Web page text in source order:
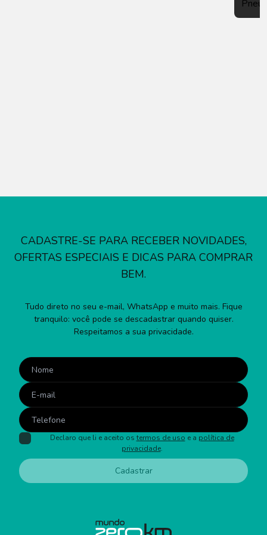
Pneu
CADASTRE-SE PARA RECEBER NOVIDADES,
OFERTAS ESPECIAIS E DICAS PARA COMPRAR
BEM.
Tudo direto no seu e-mail, WhatsApp e muito mais. Fique
tranquilo: você pode se descadastrar quando quiser.
Respeitamos a sua privacidade.
Declaro que li e aceito os termos de uso e a política de
privacidade.
Cadastrar